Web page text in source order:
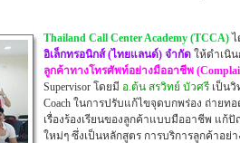
Thailand Call Center Academy (TCCA) ไ
อิเล็กทรอนิกส์ (ไทยแลนด์) จำกัด ให้ดำเนิ
ลูกค้าทางโทรศัพท์อย่างมืออาชีพ
Supervisor โดยมี อ.ต้น สรวิทย์ บัวศรี เป็น
Coach ในการปรับแก้ไขจุดบกพร่อง ถ่ายท
เรื่องร้องเรียนของลูกค้าแบบมืออาชีพ แก้
ใหม่ๆ ซึ่งเป็นหลักสูตร การบริการลูกค้าอ